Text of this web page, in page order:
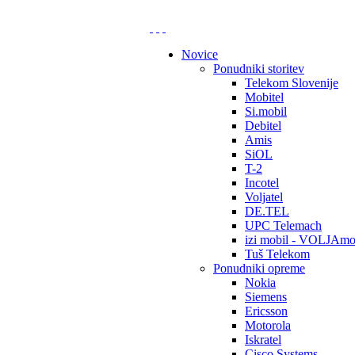
Novice
Ponudniki storitev
Telekom Slovenije
Mobitel
Si.mobil
Debitel
Amis
SiOL
T-2
Incotel
Voljatel
DE.TEL
UPC Telemach
izi mobil -
Tuš Telekom
Ponudniki opreme
Nokia
Siemens
Ericsson
Motorola
Iskratel